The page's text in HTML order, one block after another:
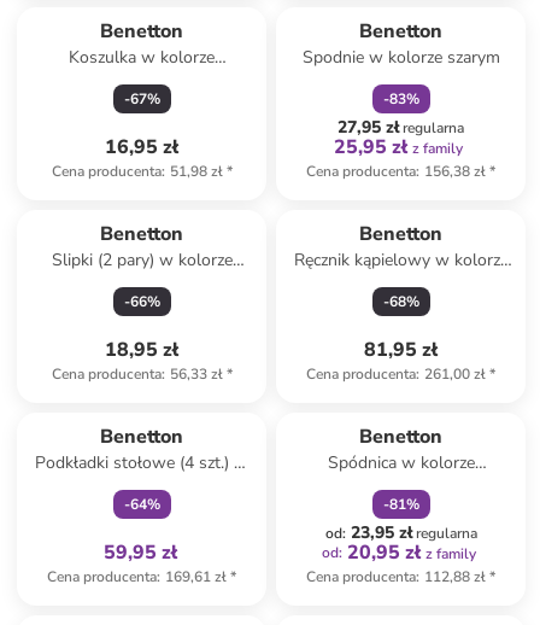
Benetton
Koszulka w kolorze
jasnoróżowym
-67%
16,95 zł
Cena producenta: 51,98 zł*
Benetton
Spodnie w kolorze szarym
-83%
27,95 złregularna
25,95 zł z family
Cena producenta: 156,38 zł*
Benetton
Slipki (2 pary) w kolorze
szaro-białym
-66%
18,95 zł
Cena producenta: 56,33 zł*
Benetton
Ręcznik kąpielowy w kolorze
różowym z kapturem
-68%
81,95 zł
Cena producenta: 261,00 zł*
Benetton
Podkładki stołowe (4 szt.) w
różnych kolorach - 45 x 30 cm
-64%
59,95 zł
Cena producenta: 169,61 zł*
Benetton
Spódnica w kolorze
czerwonym
-81%
od: 23,95 złregularna
od: 20,95 zł z family
Cena producenta: 112,88 zł*